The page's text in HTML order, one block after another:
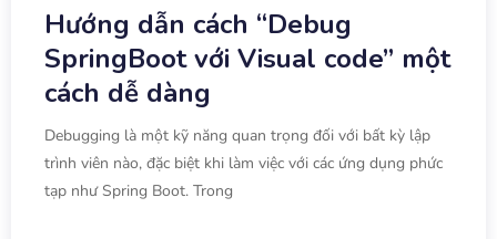
Hướng dẫn cách “Debug
SpringBoot với Visual code” một
cách dễ dàng
Debugging là một kỹ năng quan trọng đối với bất kỳ lập
trình viên nào, đặc biệt khi làm việc với các ứng dụng phức
tạp như Spring Boot. Trong